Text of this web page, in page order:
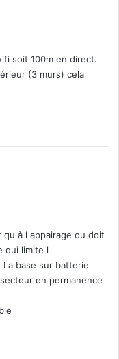
soit 100m en direct.
(3 murs) cela
à l appairage ou doit
qui limite l
La base sur batterie
en permanence